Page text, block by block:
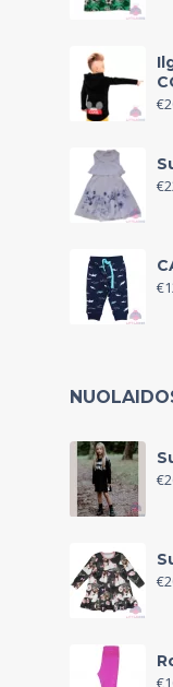
€
€
€
€
€
€